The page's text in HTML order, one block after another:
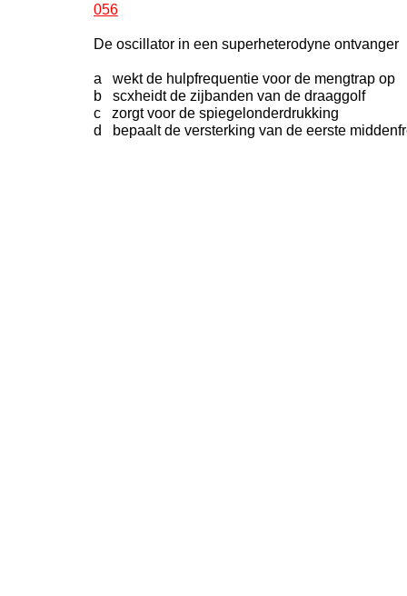
056
De oscillator in een superheterodyne ontvanger
a wekt de hulpfrequentie voor de mengtrap op
b scxheidt de zijbanden van de draaggolf
c zorgt voor de spiegelonderdrukking
d bepaalt de versterking van de eerste